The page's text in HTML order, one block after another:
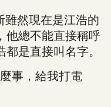
然現在是江浩的
他總不能直接稱呼
是直接叫名字。
事，給我打電